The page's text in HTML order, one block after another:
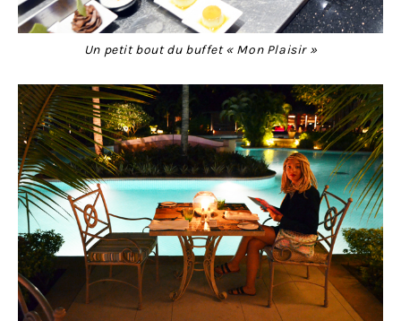
Un petit bout du buffet « Mon Plaisir »